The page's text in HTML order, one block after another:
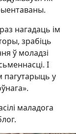
нагадаць ім
зрабіць
ў моладзі
І
у
маладога